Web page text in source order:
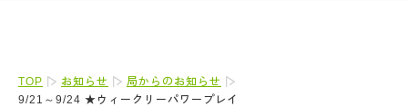
TOP お知らせ
局からのお知らせ
9/21～9/24 ★ウィークリーパワープレイ